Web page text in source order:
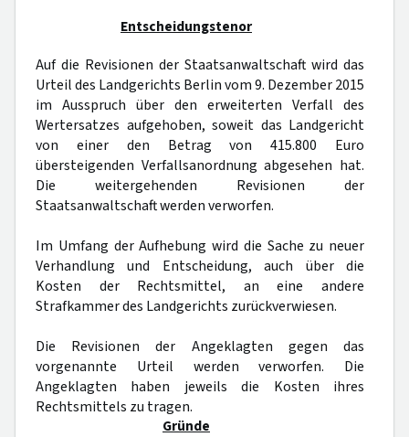
Entscheidungstenor
Auf die Revisionen der Staatsanwaltschaft wird das
Urteil des Landgerichts Berlin vom 9. Dezember 2015
im Ausspruch über den erweiterten Verfall des
Wertersatzes aufgehoben, soweit das Landgericht
von einer den Betrag von 415.800 Euro
übersteigenden Verfallsanordnung abgesehen hat.
Die weitergehenden Revisionen der
Staatsanwaltschaft werden verworfen.
Im Umfang der Aufhebung wird die Sache zu neuer
Verhandlung und Entscheidung, auch über die
Kosten der Rechtsmittel, an eine andere
Strafkammer des Landgerichts zurückverwiesen.
Die Revisionen der Angeklagten gegen das
vorgenannte Urteil werden verworfen. Die
Angeklagten haben jeweils die Kosten ihres
Rechtsmittels zu tragen.
Gründe